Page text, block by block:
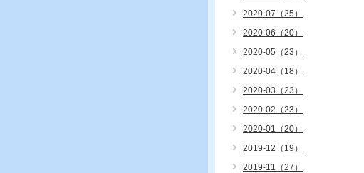
2020-07（25）
2020-06（20）
2020-05（23）
2020-04（18）
2020-03（23）
2020-02（23）
2020-01（20）
2019-12（19）
2019-11（27）